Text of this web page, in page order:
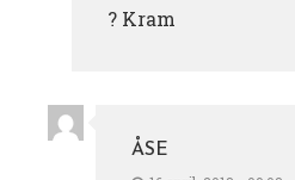
? Kram
ÅSE